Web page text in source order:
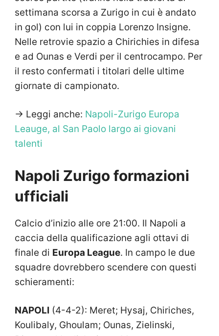
settimana scorsa a Zurigo in cui è andato
in gol) con lui in coppia Lorenzo Insigne.
Nelle retrovie spazio a Chirichies in difesa
e ad Ounas e Verdi per il centrocampo. Per
il resto confermati i titolari delle ultime
giornate di campionato.
-> Leggi anche: Napoli-Zurigo Europa
Leauge, al San Paolo largo ai giovani
talenti
Napoli Zurigo formazioni
ufficiali
Calcio d’inizio alle ore 21:00. Il Napoli a
caccia della qualificazione agli ottavi di
finale di Europa League. In campo le due
squadre dovrebbero scendere con questi
schieramenti:
NAPOLI (4-4-2): Meret; Hysaj, Chiriches,
Koulibaly, Ghoulam; Ounas, Zielinski,